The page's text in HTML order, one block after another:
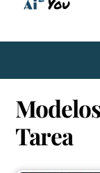
Tarea